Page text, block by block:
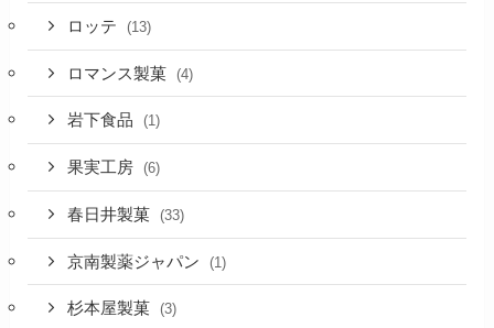
ロッテ (13)
ロマンス製菓 (4)
岩下食品 (1)
果実工房 (6)
春日井製菓 (33)
京南製薬ジャパン (1)
杉本屋製菓 (3)